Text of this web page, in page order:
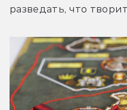
разведать, что